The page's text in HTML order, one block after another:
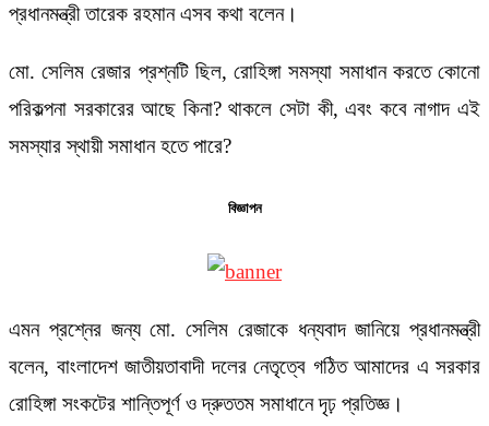
প্রধানমন্ত্রী তারেক রহমান এসব কথা বলেন।
মো. সেলিম রেজার প্রশ্নটি ছিল, রোহিঙ্গা সমস্যা সমাধান করতে কোনো
পরিকল্পনা সরকারের আছে কিনা? থাকলে সেটা কী, এবং কবে নাগাদ এই
সমস্যার স্থায়ী সমাধান হতে পারে?
বিজ্ঞাপন
এমন প্রশ্নের জন্য মো. সেলিম রেজাকে ধন্যবাদ জানিয়ে প্রধানমন্ত্রী
বলেন, বাংলাদেশ জাতীয়তাবাদী দলের নেতৃত্বে গঠিত আমাদের এ সরকার
রোহিঙ্গা সংকটের শান্তিপূর্ণ ও দ্রুততম সমাধানে দৃঢ় প্রতিজ্ঞ।